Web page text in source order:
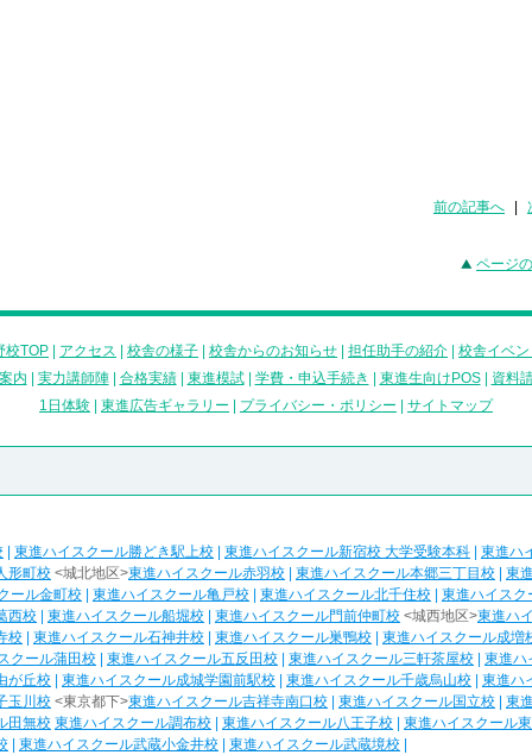
前の記事へ
ページ
校TOP アクセス 校舎の様子 校舎からのお知らせ 担任助手の紹介
校舎イベ
内 実力講師陣| 合格実績| 東進模試| 学費・申込手続き 東進生向けPOS|
資料
1日体験
東進広告ギャラリー プライバシー・ポリシー サイトマップ
東進ハイスクール勝どき駅上校 東進ハイスクール新宿校 大学受験本科
東進ハ
形町校 <城北地区>東進ハイスクール赤羽校 東進ハイスクール本郷三丁目校
東
ール金町校 東進ハイスクール亀戸校 東進ハイスクール北千住校
東進ハイスク
西校 東進ハイスクール船堀校 東進ハイスクール門前仲町校 <城西地区>東進ハ
校 東進ハイスクール石神井校 東進ハイスクール巣鴨校
東進ハイスクール成増
クール蒲田校 東進ハイスクール五反田校 東進ハイスクール三軒茶屋校
東進ハ
が丘校 東進ハイスクール成城学園前駅校 東進ハイスクール千歳烏山校
東進ハ
玉川校 <東京都下>東進ハイスクール吉祥寺南口校 東進ハイスクール国立校
東
田無校 東進ハイスクール調布校 東進ハイスクール八王子校
東進ハイスクール
東進ハイスクール武蔵小金井校 東進ハイスクール武蔵境校